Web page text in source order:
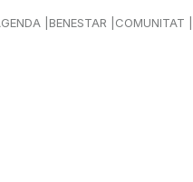
BENESTAR COMUNITAT